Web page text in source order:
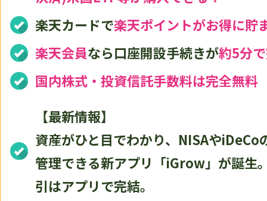
楽天カードで楽天ポイントがお得に貯
楽天会員なら口座開設手続きが約5分
国内株式・投資信託手数料は完全無料
【最新情報】
資産がひと目でわかり、NISAやiDeCo
管理できる新アプリ「iGrow」が誕生
引はアプリで完結。